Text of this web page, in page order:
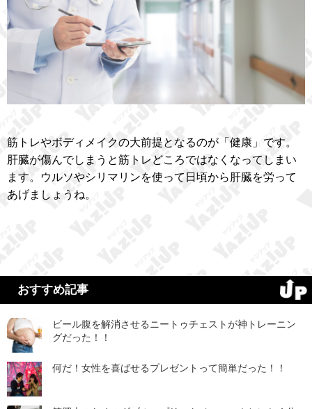
筋トレやボディメイクの大前提となるのが「健康」です。
肝臓が傷んでしまうと筋トレどころではなくなってしまい
ます。ウルソやシリマリンを使って日頃から肝臓を労って
あげましょうね。
おすすめ記事
ビール腹を解消させるニートゥチェストが神トレーニン
グだった！！
何だ！女性を喜ばせるプレゼントって簡単だった！！